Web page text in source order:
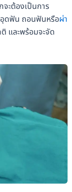
ะต้องเป็นการ
อุดฟัน ถอนฟันหรือผ่า
และพร้อมจะจัด